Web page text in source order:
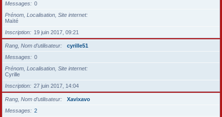
Messages
0
Prénom, Localisation, Site internet
Maïté
Inscription
19 juin 2017, 09:21
Rang, Nom d’utilisateur
cyrille51
Messages
0
Prénom, Localisation, Site internet
Cyrille
Inscription
27 juin 2017, 14:04
Rang, Nom d’utilisateur
Xavixavo
Messages
2